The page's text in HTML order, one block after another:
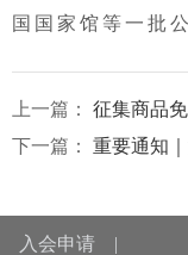
国国家馆等一批
上一篇：
征集商品免
下一篇：
重要通知｜海南
入会申请|